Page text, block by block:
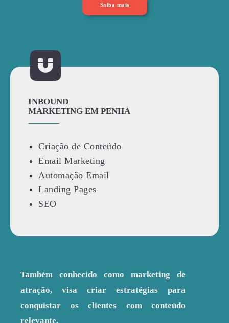
Saiba mais
INBOUND
MARKETING EM PENHA
Criação de Conteúdo
Email Marketing
Automação Email
Landing Pages
SEO
Também conhecido como marketing de
atração, visa criar estratégias para
conquistar os clientes com conteúdo
relevante.